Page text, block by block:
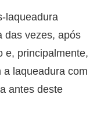
laqueadura
das vezes, após
e, principalmente,
laqueadura com
antes deste